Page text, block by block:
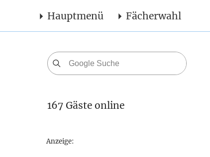
Hauptmenü Fächerwahl
167 Gäste online
Anzeige: